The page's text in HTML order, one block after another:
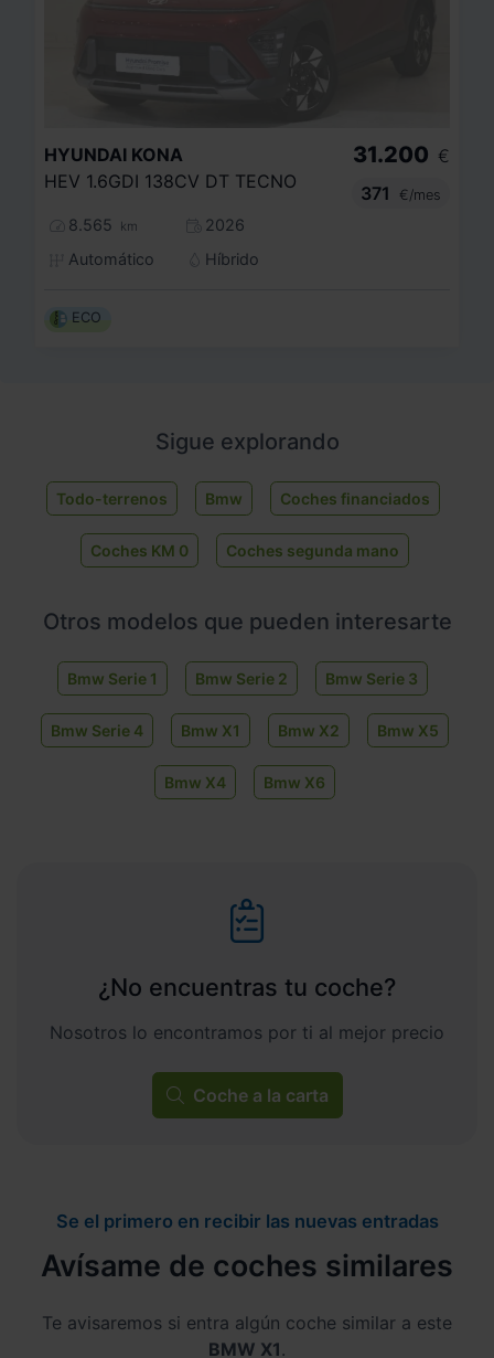
HYUNDAI KONA
HEV 1.6GDI 138CV DT TECNO
8.565 km
2026
Automático
Híbrido
31.200 €
371
€/mes
ECO
Sigue explorando
Todo-terrenos Bmw Coches financiados
Coches KM 0 Coches segunda mano
Otros modelos que pueden interesarte
Bmw Serie 1 Bmw Serie 2 Bmw Serie 3
Bmw Serie 4 Bmw X1 Bmw X2 Bmw X5
Bmw X4 Bmw X6
¿No encuentras tu coche?
Nosotros lo encontramos por ti al mejor precio
Coche a la carta
Se el primero en recibir las nuevas entradas
Avísame de coches similares
Te avisaremos si entra algún coche similar a este
BMW X1 .